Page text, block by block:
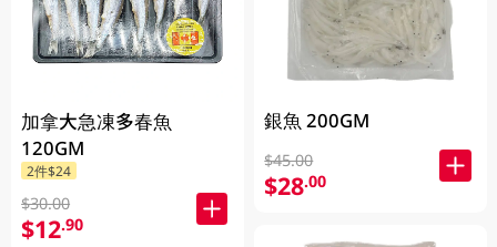
加拿大急凍多春魚
120GM
2件$24
$30.00
$12.90
銀魚 200GM
$45.00
$28.00